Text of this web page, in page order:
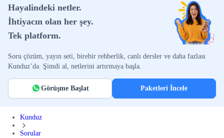
Hayalindeki netler.
İhtiyacın olan her şey.
Tek platform.
Soru çözüm, yayın seti, birebir rehberlik, canlı dersler ve daha fazlası
Kunduz’da. Şimdi al, netlerini artırmaya başla.
Görüşme Başlat Paketleri İncele
Kunduz
Sorular